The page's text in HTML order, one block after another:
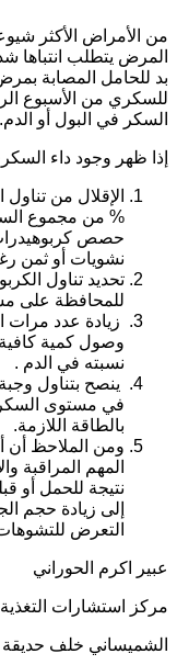
الأمراض الأكثر
يتطلب انتباها
للحامل المصابة
من الأسبوع
في البول أو الدم.
ظهر وجود داء
حصص
نشويات أو ثمن
للمحافظة على
زيادة عدد مرات
وصول كمية
نسبته في الدم .
ينصح بتناول
في مستوى السكر
بالطاقة اللازمة.
ومن الملاحظ أن
المهم المراقبة
نتيجة للحمل أو
إلى زيادة حجم
التعرض للتشوهات
اكرم الحوراني
استشارات التغذية
خلف حديقة الطيور